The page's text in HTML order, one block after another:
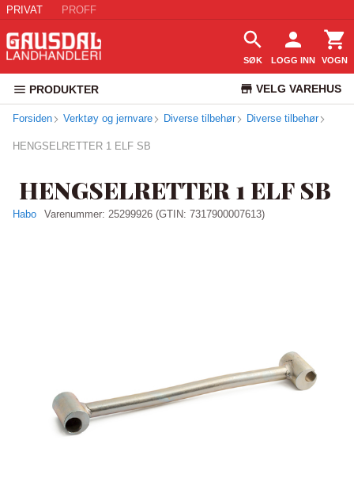
PRIVAT PROFF
SØK LOGG INN VOGN
PRODUKTER VELG VAREHUS
KUNDESERVICE
Forsiden Verktøy og jernvare Diverse tilbehør Diverse tilbehør
HENGSELRETTER 1 ELF SB
HENGSELRETTER 1 ELF SB
Habo Varenummer: 25299926 (GTIN: 7317900007613)